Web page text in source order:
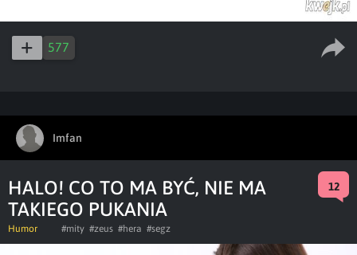
577
Imfan
HALO! CO TO MA BYĆ, NIE MA
TAKIEGO PUKANIA
12
Humor #mity #zeus #hera #segz